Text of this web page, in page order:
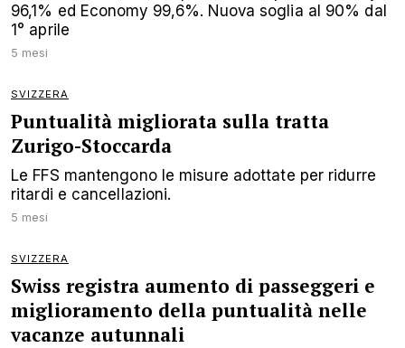
96,1% ed Economy 99,6%. Nuova soglia al 90% dal
1° aprile
5 mesi
SVIZZERA
Puntualità migliorata sulla tratta
Zurigo-Stoccarda
Le FFS mantengono le misure adottate per ridurre
ritardi e cancellazioni.
5 mesi
SVIZZERA
Swiss registra aumento di passeggeri e
miglioramento della puntualità nelle
vacanze autunnali